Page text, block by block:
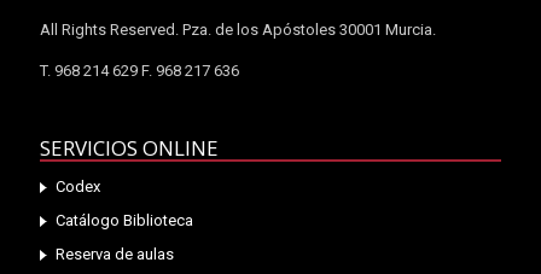
All Rights Reserved. Pza. de los Apóstoles 30001 Murcia.
T. 968 214 629 F. 968 217 636
SERVICIOS ONLINE
Codex
Catálogo Biblioteca
Reserva de aulas